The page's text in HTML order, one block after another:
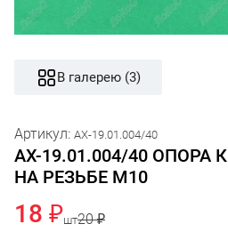
В галерею (3)
Артикул: AX-19.01.004/40
AX-19.01.004/40 ОПОРА
НА РЕЗЬБЕ M10
18 ₽шт20 ₽